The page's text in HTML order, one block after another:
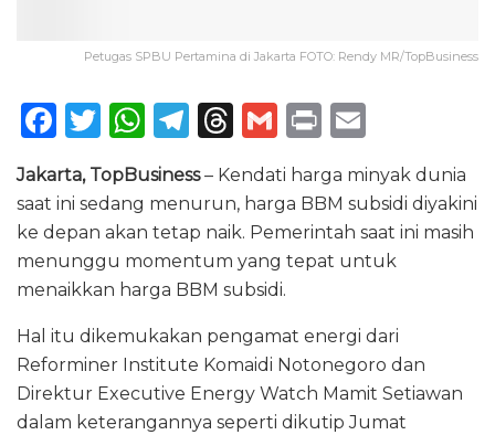
Petugas SPBU Pertamina di Jakarta FOTO: Rendy MR/TopBusiness
F
c
e
b
o
o
k
T
w
it
te
r
W
h
a
ts
A
p
p
T
e
g
ra
m
T
re
a
d
s
G
m
ai
l
P
n
t
m
ai
l
Jakarta, TopBusiness– Kendati harga minyak dunia
saat ini sedang menurun, harga BBM subsidi diyakini
ke depan akan tetap naik. Pemerintah saat ini masih
menunggu momentum yang tepat untuk
menaikkan harga BBM subsidi.
Hal itu dikemukakan pengamat energi dari
Reforminer Institute Komaidi Notonegoro dan
Direktur Executive Energy Watch Mamit Setiawan
dalam keterangannya seperti dikutip Jumat